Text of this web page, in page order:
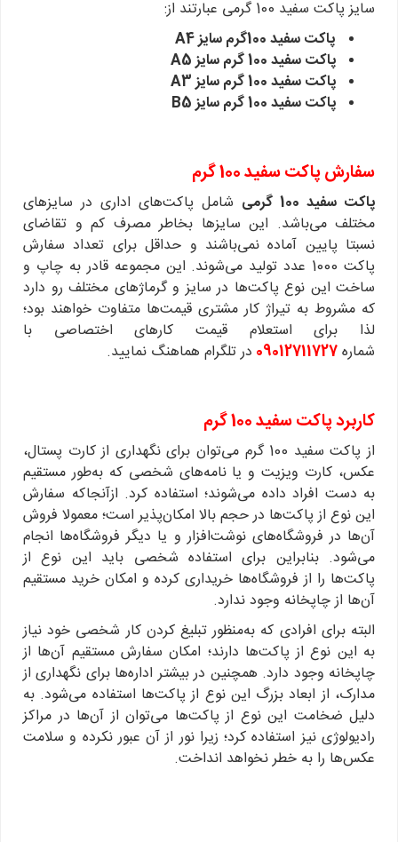
سایز پاکت سفید 100 گرمی عبارتند از:
پاکت سفید 100گرم سایز A4
پاکت سفید 100 گرم سایز A5
پاکت سفید 100 گرم سایز A3
پاکت سفید 100 گرم سایز B5
سفارش پاکت سفید 100 گرم
پاکت سفید 100 گرمی
شامل پاکت‌های اداری در سایز‌های
مختلف می‌باشد. این سایزها بخاطر مصرف کم و تقاضای
نسبتا پایین آماده نمی‌باشند و حداقل برای تعداد سفارش
پاکت 1000 عدد تولید می‌شوند. این مجموعه قادر به چاپ و
ساخت این نوع پاکت‌ها در سایز و گرماژهای مختلف رو دارد
که مشروط به تیراژ کار مشتری قیمت‌ها متفاوت خواهند بود؛
لذا برای استعلام قیمت کارهای اختصاصی با
شماره09012711727 در تلگرام هماهنگ نمایید.
کاربرد پاکت سفید 100 گرم
از پاکت سفید 100 گرم می‌توان برای نگهداری از کارت پستال،
عکس، کارت ویزیت و یا نامه‌های شخصی که به‌طور مستقیم
به دست افراد داده می‌شوند؛ استفاده کرد. ازآنجاکه سفارش
این نوع از پاکت‌ها در حجم بالا امکان‌پذیر است؛ معمولا فروش
آن‌ها در فروشگاه‌های نوشت‌افزار و یا دیگر فروشگاه‌ها انجام
می‌شود. بنابراین برای استفاده شخصی باید این نوع از
پاکت‌ها را از فروشگاه‌ها خریداری کرده و امکان خرید مستقیم
آن‌ها از چاپخانه وجود ندارد.
البته برای افرادی که به‌منظور تبلیغ کردن کار شخصی خود نیاز
به این نوع از پاکت‌ها دارند؛ امکان سفارش مستقیم آن‌ها از
چاپخانه وجود دارد. همچنین در بیشتر اداره‌ها برای نگهداری از
مدارک، از ابعاد بزرگ این نوع از پاکت‌ها استفاده می‌شود. به
دلیل ضخامت این نوع از پاکت‌ها می‌توان از آن‌ها در مراکز
رادیولوژی نیز استفاده کرد؛ زیرا نور از آن عبور نکرده و سلامت
عکس‌ها را به خطر نخواهد انداخت.